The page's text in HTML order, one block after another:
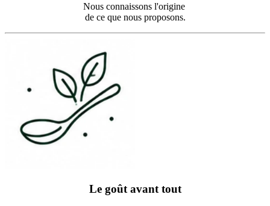
Nous connaissons l'origine
de ce que nous proposons.
Le goût avant tout